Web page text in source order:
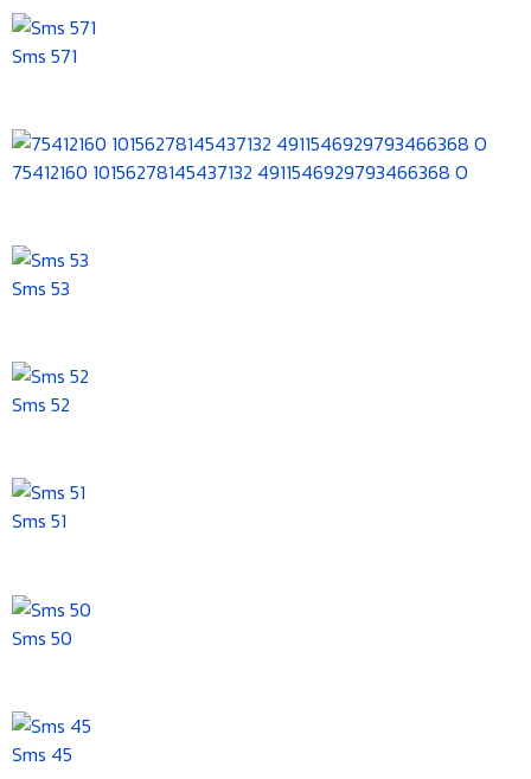
Sms 571
75412160 10156278145437132 4911546929793466368 O
Sms 53
Sms 52
Sms 51
Sms 50
Sms 45